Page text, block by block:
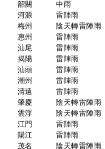
韶關     中雨
河源     雷陣雨
梅州     陰天轉雷
惠州     雷陣雨
汕尾     雷陣雨
揭陽     雷陣雨
汕頭     雷陣雨
潮州     雷陣雨
清遠     雷陣雨
肇慶     陰天轉雷
雲浮     陰天轉雷
江門     雷陣雨
陽江     雷陣雨
茂名     陰天轉雷